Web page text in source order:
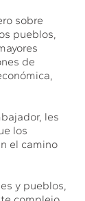
sobre
pueblos,
de
les
los
el camino
y pueblos,